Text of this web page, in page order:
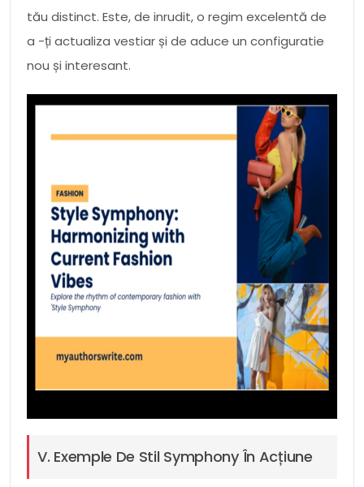
tău distinct. Este, de inrudit, o regim excelentă de
a -ți actualiza vestiar și de aduce un configuratie
nou și interesant.
V. Exemple De Stil Symphony În Acțiune